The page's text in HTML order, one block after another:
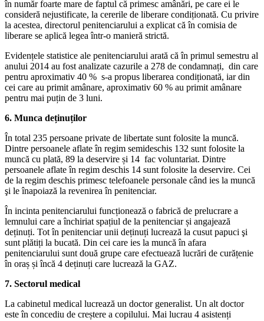
în număr foarte mare de faptul că primesc amânări, pe care ei le
consideră nejustificate, la cererile de liberare condiționată. Cu privire
la acestea, directorul penitenciarului a explicat că în comisia de
liberare se aplică legea într-o manieră strictă.
Evidențele statistice ale penitenciarului arată că în primul semestru al
anului 2014 au fost analizate cazurile a 278 de condamnați, din care
pentru aproximativ 40 % s-a propus liberarea condiționată, iar din
cei care au primit amânare, aproximativ 60 % au primit amânare
pentru mai puțin de 3 luni.
6. Munca deținuților
În total 235 persoane private de libertate sunt folosite la muncă.
Dintre persoanele aflate în regim semideschis 132 sunt folosite la
muncă cu plată, 89 la deservire și 14 fac voluntariat. Dintre
persoanele aflate în regim deschis 14 sunt folosite la deservire. Cei
de la regim deschis primesc telefoanele personale când ies la muncă
şi le înapoiază la revenirea în penitenciar.
În incinta penitenciarului funcționează o fabrică de prelucrare a
lemnului care a închiriat spațiul de la penitenciar și angajează
deținuți. Tot în penitenciar unii deținuți lucrează la cusut papuci şi
sunt plătiți la bucată. Din cei care ies la muncă în afara
penitenciarului sunt două grupe care efectuează lucrări de curățenie
în oraș și încă 4 deținuți care lucrează la GAZ.
7. Sectorul medical
La cabinetul medical lucrează un doctor generalist. Un alt doctor
este în concediu de creștere a copilului. Mai lucrau 4 asistenți